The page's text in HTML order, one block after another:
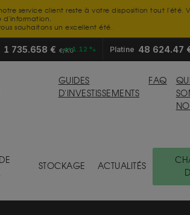
service client reste à votre disposition tout
d'information.
souhaitons un excellent été.
1 735.658 € €/KG+1.12 % Platine 48 624.47
GUIDES
D'INVESTISSEMENTS
FAQ
QUI
STOCKAGE ACTUALITÉS